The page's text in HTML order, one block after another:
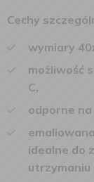
Cechy
wymiary
możliwość
C,
odporne
idealne do
utrzymaniu